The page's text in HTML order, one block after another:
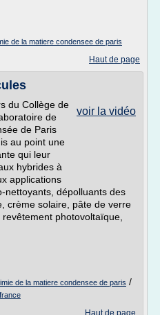
de la matiere condensee de paris
Haut de page
voir la vidéo
du Collège de
de
de Paris
au point une
qui leur
hybrides à
applications
nettoyants, dépolluants des
crème solaire, pâte de verre
photovoltaïque,
de la matiere condensee de paris /
Haut de page